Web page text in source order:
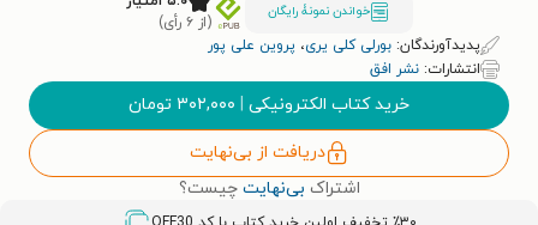
خواندن نمونۀ رایگان
(از ۶ رأی)
پدیدآورندگان: بورلی کلی یری، پروین علی پور
انتشارات: نشر افق
خرید کتاب الکترونیکی | ۳۰۲,۰۰۰ تومان
دریافت از بی‌نهایت
اشتراک بی‌نهایت چیست؟